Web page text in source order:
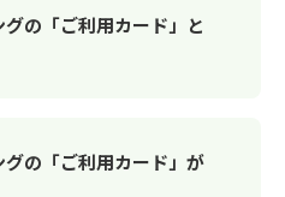
の「ご利用カード」と
の「ご利用カード」が